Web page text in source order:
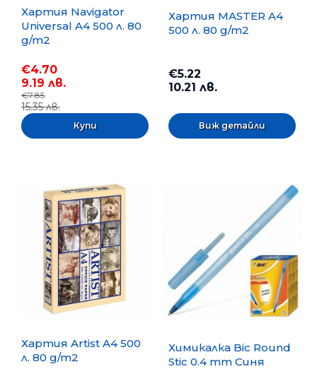
Хартия Navigator
Universal A4 500 л. 80
g/m2
€4.70
9.19 лв.
€7.85
15.35 лв.
Хартия MASTER A4
500 л. 80 g/m2
€5.22
10.21 лв.
Виж детайли
Хартия Artist A4 500
л. 80 g/m2
Химикалка Bic Round
Stic 0.4 mm Синя